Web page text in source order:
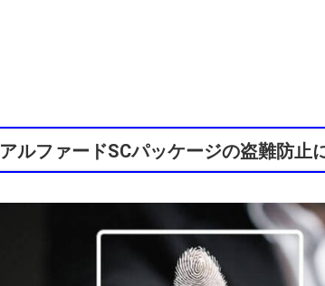
アルファードSCパッケージの盗難防止